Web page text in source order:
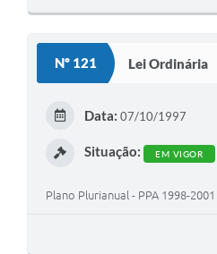
Nº 121 Lei Ordinária
Data: 07/10/1997
Situação: EM VIGOR
Plano Plurianual - PPA 1998-2001